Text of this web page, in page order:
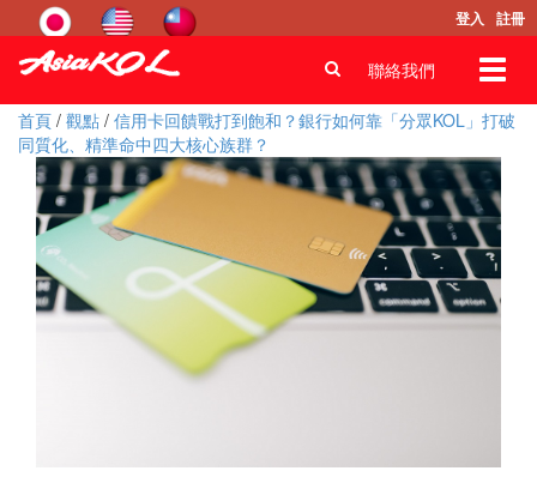
登入 註冊
聯絡我們
首頁 / 觀點 / 信用卡回饋戰打到飽和？銀行如何靠「分眾KOL」打破
同質化、精準命中四大核心族群？